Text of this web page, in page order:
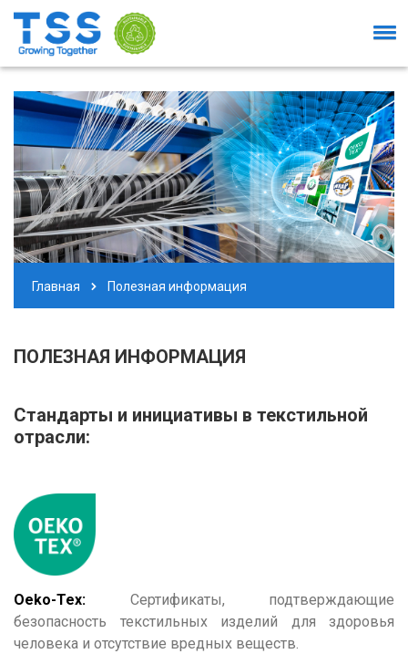
Главная Полезная информация
ПОЛЕЗНАЯ ИНФОРМАЦИЯ
Стандарты и инициативы в текстильной
отрасли:
Oeko-Tex: Сертификаты, подтверждающие
безопасность текстильных изделий для здоровья
человека и отсутствие вредных веществ.